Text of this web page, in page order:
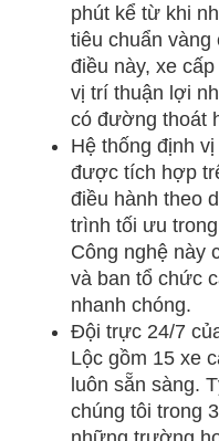
phút kể từ khi
tiêu chuẩn
điều này, xe
vị trí thuận lợi
có đường thoát
Hệ thống định
được tích hợp
điều hành theo
trình tối ưu
Công nghệ này
và ban tổ chức
nhanh chóng.
Đội trực 24/7
Lộc gồm 15 xe
luôn sẵn sàng.
chúng tôi trong